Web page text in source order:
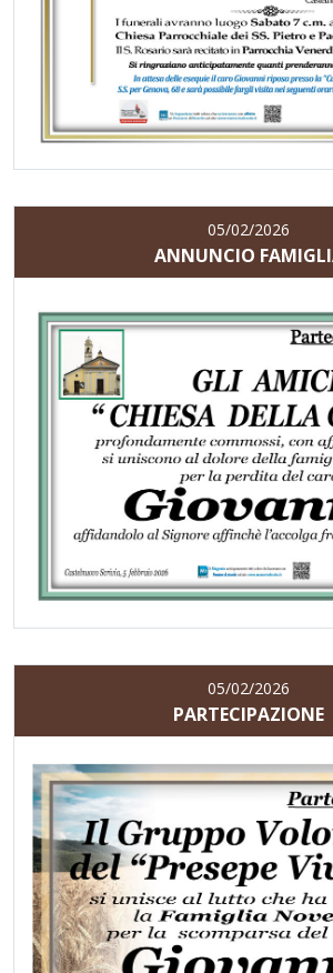
05/02/2026
ANNUNCIO
05/02/2026
PARTECIPAZIONE